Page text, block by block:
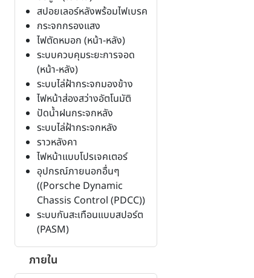
สปอยเลอร์หลังพร้อมไฟเบรค
กระจกกรองแสง
ไฟตัดหมอก (หน้า-หลัง)
ระบบควบคุมระยะการจอด
(หน้า-หลัง)
ระบบไล่ฝ้ากระจกมองข้าง
ไฟหน้าส่องสว่างอัตโนมัติ
ปัดน้ำฝนกระจกหลัง
ระบบไล่ฝ้ากระจกหลัง
ราวหลังคา
ไฟหน้าแบบโปรเจคเตอร์
อุปกรณ์ภายนอกอื่นๆ
((Porsche Dynamic
Chassis Control (PDCC))
ระบบกันสะเทือนแบบสปอร์ต
(PASM)
ภายใน